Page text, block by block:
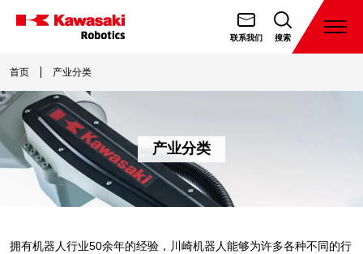
内
容
崎
機
器
人
（天
津）
公
联系我们 搜索
打
首页 产业分类
产业分类
拥有机器人行业50余年的经验，川崎机器人能够为许多各种不同的行